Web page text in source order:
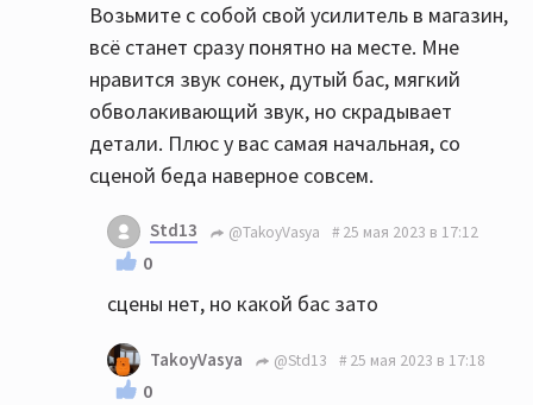
Возьмите с собой свой усилитель в магазин,
всё станет сразу понятно на месте. Мне
нравится звук сонек, дутый бас, мягкий
обволакивающий звук, но скрадывает
детали. Плюс у вас самая начальная, со
сценой беда наверное совсем.
Std13 @TakoyVasya 25 мая 2023 в 17:12
0
сцены нет, но какой бас зато
TakoyVasya @Std13 25 мая 2023 в 17:18
0